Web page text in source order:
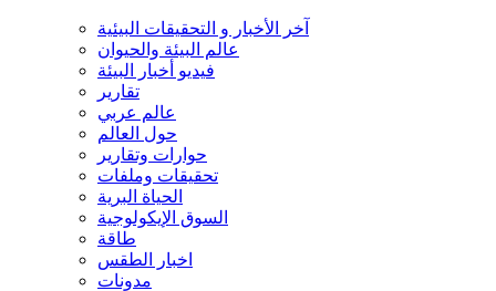
آخر الأخبار و التحقيقات البيئية
عالم البيئة والحيوان
فيديو أخبار البيئة
تقارير
عالم عربي
حول العالم
حوارات وتقارير
تحقيقات وملفات
الحياة البرية
السوق الإيكولوجية
طاقة
اخبار الطقس
مدونات